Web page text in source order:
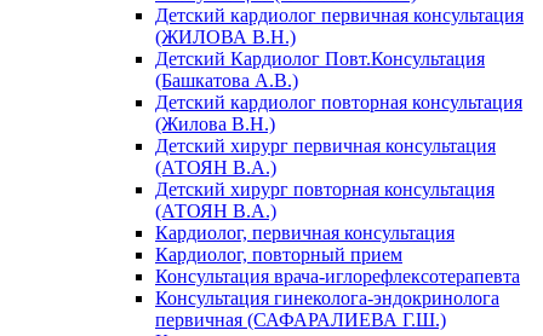
Детский кардиолог первичная консультация
(ЖИЛОВА В.Н.)
Детский Кардиолог Повт.Консультация
(Башкатова А.В.)
Детский кардиолог повторная консультация
(Жилова В.Н.)
Детский хирург первичная консультация
(АТОЯН В.А.)
Детский хирург повторная консультация
(АТОЯН В.А.)
Кардиолог, первичная консультация
Кардиолог, повторный прием
Консультация врача-иглорефлексотерапевта
Консультация гинеколога-эндокринолога
первичная (САФАРАЛИЕВА Г.Ш.)